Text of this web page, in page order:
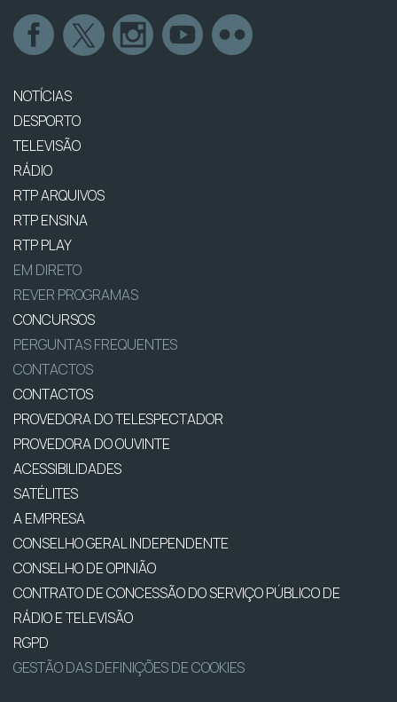
NOTÍCIAS
DESPORTO
TELEVISÃO
RÁDIO
RTP ARQUIVOS
RTP ENSINA
RTP PLAY
EM DIRETO
REVER PROGRAMAS
CONCURSOS
PERGUNTAS FREQUENTES
CONTACTOS
CONTACTOS
PROVEDORA DO TELESPECTADOR
PROVEDORA DO OUVINTE
ACESSIBILIDADES
SATÉLITES
A EMPRESA
CONSELHO GERAL INDEPENDENTE
CONSELHO DE OPINIÃO
CONTRATO DE CONCESSÃO DO SERVIÇO PÚBLICO DE
RÁDIO E TELEVISÃO
RGPD
GESTÃO DAS DEFINIÇÕES DE COOKIES